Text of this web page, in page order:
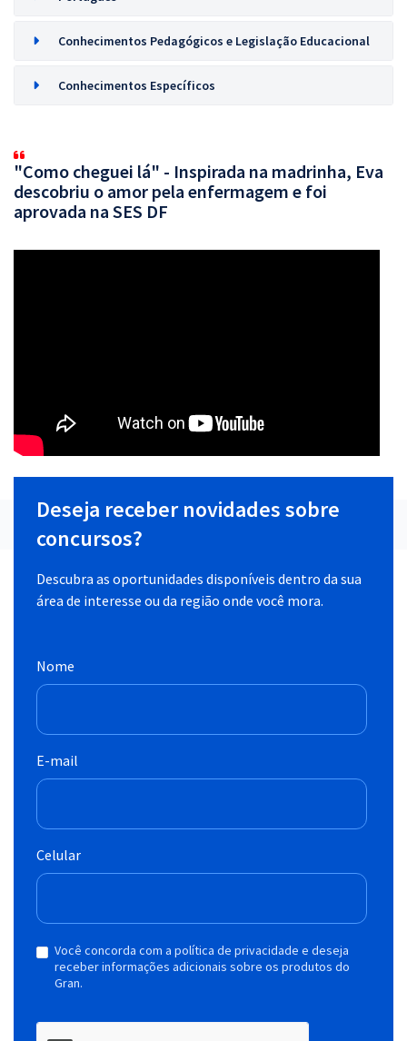
Conhecimentos Pedagógicos e Legislação Educacional
Conhecimentos Específicos
"Como cheguei lá" - Inspirada na madrinha, Eva
descobriu o amor pela enfermagem e foi
aprovada na SES DF
Deseja receber novidades sobre
concursos?
Descubra as oportunidades disponíveis dentro da sua
área de interesse ou da região onde você mora.
Nome
E-mail
Celular
Você concorda com a política de privacidade e deseja
receber informações adicionais sobre os produtos do
Gran.